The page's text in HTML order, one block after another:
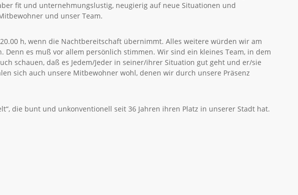
fit und unternehmungslustig, neugierig auf neue Situationen und
und unser Team.
h, wenn die Nachtbereitschaft übernimmt. Alles weitere würden wir am
es muß vor allem persönlich stimmen. Wir sind ein kleines Team, in dem
schauen, daß es Jedem/Jeder in seiner/ihrer Situation gut geht und er/sie
sich auch unsere Mitbewohner wohl, denen wir durch unsere Präsenz
die bunt und unkonventionell seit 36 Jahren ihren Platz in unserer Stadt hat.